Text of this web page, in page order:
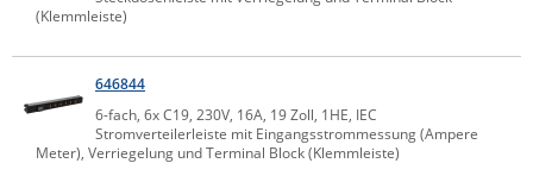
KVM & Audio/Video Signalverteilung
Kabel und Verkabelung
Audio/Video
Digital Signage
USV, Energieverteilung & -messung
USV / UPS
Industrielle Stromversorgung
IoT, Umgebungsmonitoring & Sensorik
Aten
Bachmann
Black Box
Cambium Networks
Bell-Up-to-Date Magazine
Aktueller Newsletter
News
(Klemmleiste)
646844
6-fach, 6x C19, 230V, 16A, 19 Zoll, 1HE, IEC
Stromverteilerleiste mit Eingangsstrommessung (Ampere
Meter), Verriegelung und Terminal Block (Klemmleiste)